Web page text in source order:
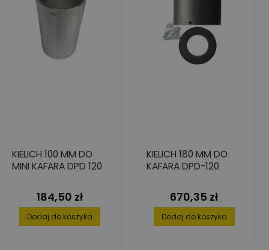
KIELICH 100 MM DO
MINI KAFARA DPD 120
Cena
184,50 zł
Dodaj do koszyka
KIELICH 180 MM DO
KAFARA DPD-120
Cena
670,35 zł
Dodaj do koszyka